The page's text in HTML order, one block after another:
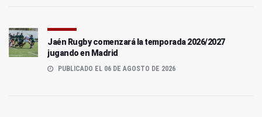
Jaén Rugby comenzará la temporada 2026/2027
jugando en Madrid
PUBLICADO EL 06 DE AGOSTO DE 2026